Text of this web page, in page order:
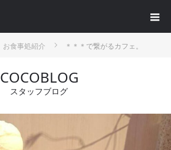
お食事処紹介 ＊＊＊で繋がるカフェ。
COCOBLOG
スタッフブログ